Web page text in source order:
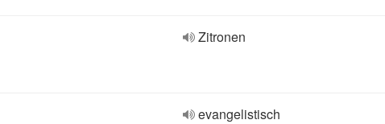
Zitronen
evangelistisch